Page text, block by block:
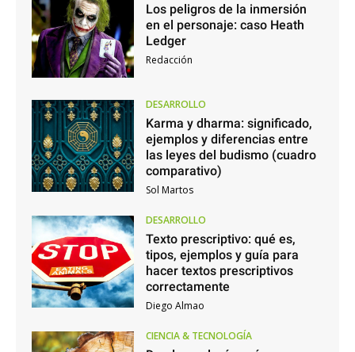
Los peligros de la inmersión
en el personaje: caso Heath
Ledger
Redacción
DESARROLLO
Karma y dharma: significado,
ejemplos y diferencias entre
las leyes del budismo (cuadro
comparativo)
Sol Martos
DESARROLLO
Texto prescriptivo: qué es,
tipos, ejemplos y guía para
hacer textos prescriptivos
correctamente
Diego Almao
CIENCIA & TECNOLOGÍA